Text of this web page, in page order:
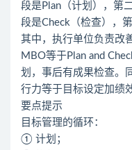
段是Plan（计划），第
段是Check（检查），
其中，执行单位负责改
MBO等于Plan and
划，事后有成果检查。
行力等于目标设定加绩
要点提示
目标管理的循环：
① 计划；